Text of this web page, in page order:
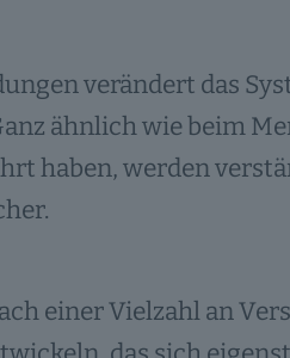
verändert das
ähnlich wie beim
haben, werden
einer Vielzahl an